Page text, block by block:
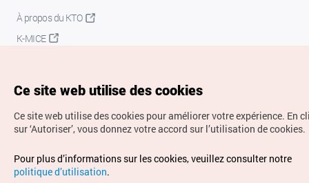
À propos du KTO
K-MICE
Droits d’auteur (c) Office National du Tourisme en Corée.
Tous droits réservés.
Ce site web utilise des cookies
Ce site web utilise des cookies pour améliorer votre expérience. En
sur ‘Autoriser’, vous donnez votre accord sur l’utilisation de cookies.
Pour plus d’informations sur les cookies, veuillez consulter notre
politique d’utilisation.